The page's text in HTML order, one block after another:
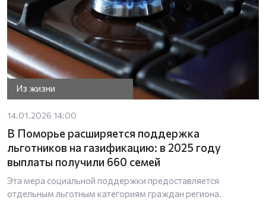
Из жизни
14.01.2026 14:00
В Поморье расширяется поддержка
льготников на газификацию: в 2025 году
выплаты получили 660 семей
Эта мера социальной поддержки предоставляется
отдельным льготным категориям граждан региона.